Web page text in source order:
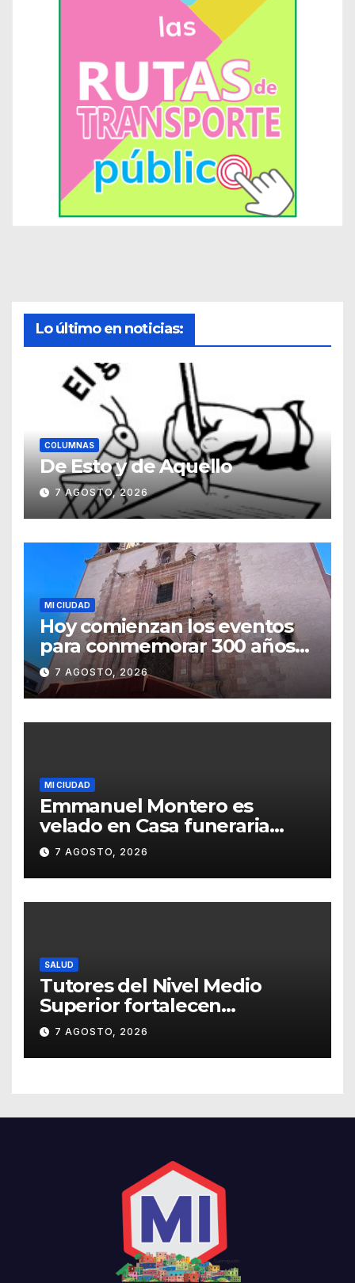
Lo último en noticias:
COLUMNAS
De Esto y de Aquello
7 AGOSTO, 2026
MI CIUDAD
Hoy comienzan los eventos
para conmemorar 300 años
del templo de San Roque
7 AGOSTO, 2026
MI CIUDAD
Emmanuel Montero es
velado en Casa funeraria
Forasté
7 AGOSTO, 2026
SALUD
Tutores del Nivel Medio
Superior fortalecen
estrategias para la
prevención de la violencia en
el noviazgo
7 AGOSTO, 2026